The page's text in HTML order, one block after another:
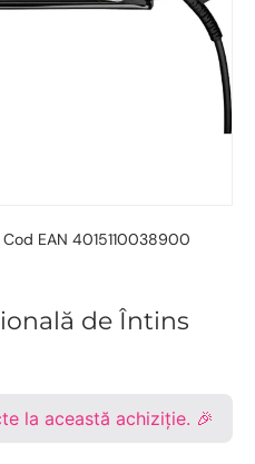
Cod EAN 4015110038900
de Întins
la această achiziție. 🎉